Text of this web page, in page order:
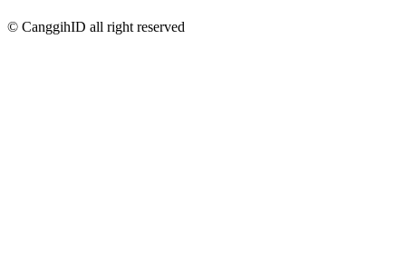
© CanggihID all right reserved